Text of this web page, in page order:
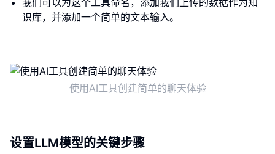
我们可以为这个工具命名，添加我们上传的数据作为知
识库，并添加一个简单的文本输入。
使用AI工具创建简单的聊天体验
设置LLM模型的关键步骤